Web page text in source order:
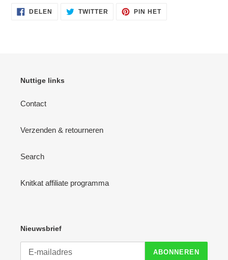
DELEN DELEN TWITTER TWITTEREN
OP
PIN HETPINNEN
Nuttige links
Contact
Verzenden & retourneren
Search
Knitkat affiliate programma
Nieuwsbrief
ABONNEREN